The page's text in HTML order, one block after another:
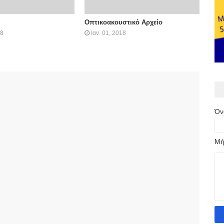
Οπτικοακουστικό Αρχείο
Ιαν. 01, 2018